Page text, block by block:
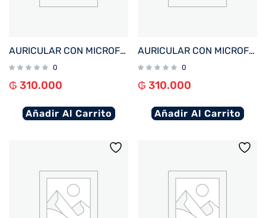
AURICULAR CON MICROFONO FTX H20-BG MIC/ANC+ENC/BT/TOUCH BEIGE
0
₲ 310.000
Añadir Al Carrito
AURICULAR CON MICROFONO FTX H20-BK MIC/ANC+ENC/BT/TOUCH NEGRO
0
₲ 310.000
Añadir Al Carrito